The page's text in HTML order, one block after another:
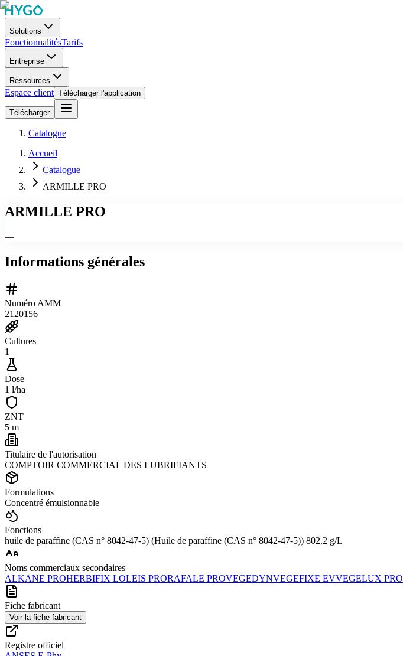
Solutions
FonctionnalitésTarifs
Entreprise
Ressources
Espace client Télécharger l'application
Télécharger
Catalogue
Accueil
Catalogue
ARMILLE PRO
ARMILLE PRO
—
Informations générales
Numéro AMM
2120156
Cultures
1
Dose
1 l/ha
ZNT
5 m
Titulaire de l'autorisation
COMPTOIR COMMERCIAL DES LUBRIFIANTS
Formulations
Concentré émulsionnable
Fonctions
huile de paraffine (CAS n° 8042-47-5) (Huile de paraffine (CAS n° 8042-47-5)) 802.2 g/L
Noms commerciaux secondaires
ALKANE PROHERBIFIX LOLEIS PRORAFALE PROVEGEDYNVEGEFIXE EVVEGELUX PRO
Fiche fabricant
Voir la fiche fabricant
Registre officiel